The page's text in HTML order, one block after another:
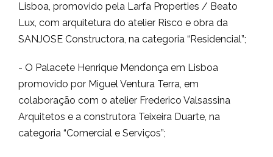
Lisboa, promovido pela Larfa Properties / Beato
Lux, com arquitetura do atelier Risco e obra da
SANJOSE Constructora, na categoria “Residencial”;
- O Palacete Henrique Mendonça em Lisboa
promovido por Miguel Ventura Terra, em
colaboração com o atelier Frederico Valsassina
Arquitetos e a construtora Teixeira Duarte, na
categoria “Comercial e Serviços”;